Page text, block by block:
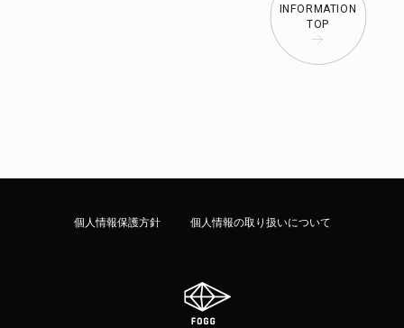
INFORMATION
TOP
個人情報保護方針 個人情報の取り扱いについて